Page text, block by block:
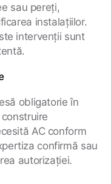
sau pereți,
instalațiilor.
intervenții sunt
obligatorie în
AC conform
confirmă sau
autorizației.